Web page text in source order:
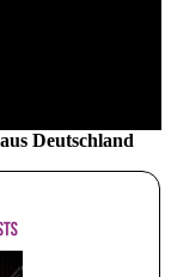
Deutschland